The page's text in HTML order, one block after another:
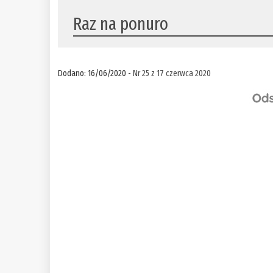
Raz na ponuro
Dodano: 16/06/2020 -Nr 25 z 17 czerwca 2020